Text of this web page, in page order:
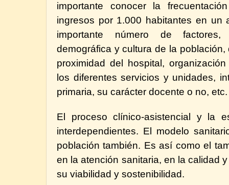
importante conocer la
ingresos por 1.000 habitantes en un
importante número de
demográfica y cultura de la
proximidad del hospital,
los diferentes servicios y unidades,
primaria, su carácter docente o no, etc.
El proceso clínico-asistencial y la
interdependientes. El modelo
población también. Es así como el
en la atención sanitaria, en la calidad
su viabilidad y sostenibilidad.